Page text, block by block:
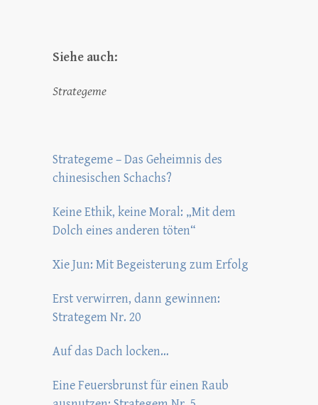
Siehe auch:
Strategeme
Strategeme – Das Geheimnis des
chinesischen Schachs?
Keine Ethik, keine Moral: „Mit dem
Dolch eines anderen töten“
Xie Jun: Mit Begeisterung zum Erfolg
Erst verwirren, dann gewinnen:
Strategem Nr. 20
Auf das Dach locken…
Eine Feuersbrunst für einen Raub